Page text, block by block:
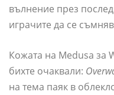
вълнение през
играчите да се
Кожата на Medusa за
бихте очаквали:
на тема паяк в